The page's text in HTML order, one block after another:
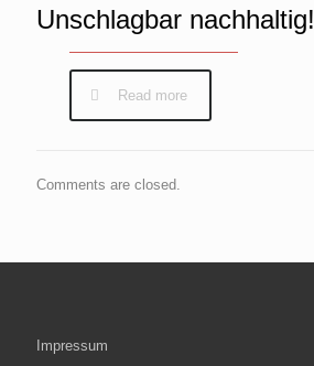
Unschlagbar nachhaltig!
Read more
Comments are closed.
Impressum